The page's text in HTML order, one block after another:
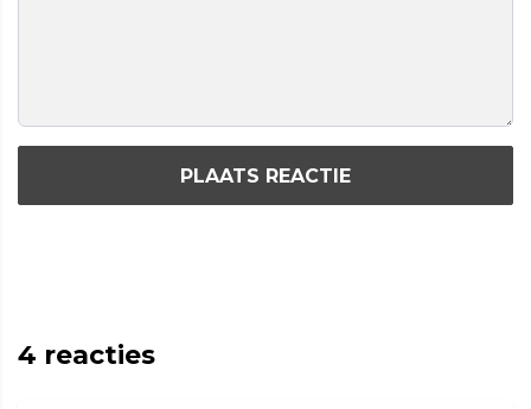
PLAATS REACTIE
4 reacties